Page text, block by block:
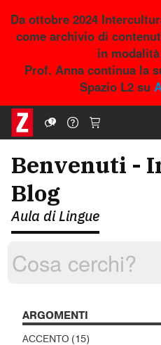
Da ottobre 2024
come archivio di
in
Prof. Anna continua la
Spazio L2 su
Benvenuti -
Blog
Aula di Lingue
ARGOMENTI
ACCENTO (15)